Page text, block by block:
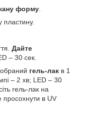
форму
пластину.
Дайте
– 30 сек.
обраний гель-лак в 1
– 2 хв; LED – 30
гель-лак на
просохнути в UV